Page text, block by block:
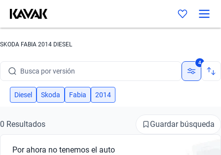
SKODA FABIA 2014 DIESEL
Busca por marca
Busca por versión
Busca por año
4
Diesel Skoda Fabia 2014
0 Resultados Guardar búsqueda
Por ahora no tenemos el auto